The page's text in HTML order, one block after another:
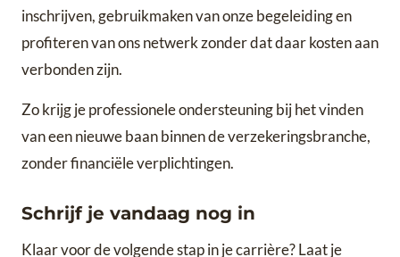
inschrijven, gebruikmaken van onze begeleiding en
profiteren van ons netwerk zonder dat daar kosten aan
verbonden zijn.
Zo krijg je professionele ondersteuning bij het vinden
van een nieuwe baan binnen de verzekeringsbranche,
zonder financiële verplichtingen.
Schrijf je vandaag nog in
Klaar voor de volgende stap in je carrière? Laat je